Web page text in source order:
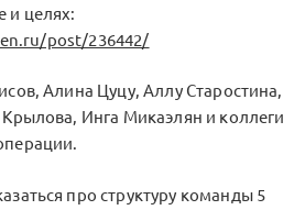
и целях:
post/236442/
Алина Цуцу, Аллу Старостина,
Инга Микаэлян и коллеги
про структуру команды 5